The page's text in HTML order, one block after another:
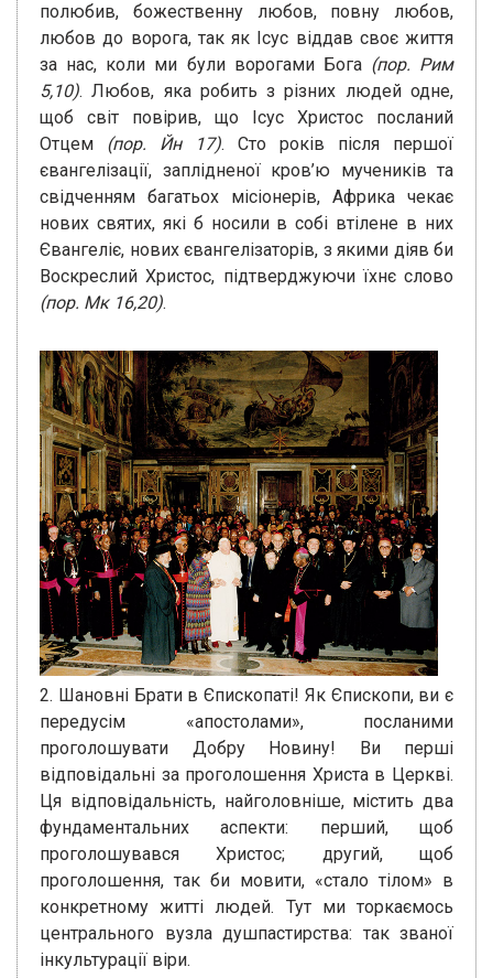
полюбив, божественну любов, повну любов,
любов до ворога, так як Ісус віддав своє життя
за нас, коли ми були ворогами Бога (пор. Рим
5,10). Любов, яка робить з різних людей одне,
щоб світ повірив, що Ісус Христос посланий
Отцем (пор. Йн 17). Сто років після першої
євангелізації, заплідненої кров’ю мучеників та
свідченням багатьох місіонерів, Африка чекає
нових святих, які б носили в собі втілене в них
Євангеліє, нових євангелізаторів, з якими діяв би
Воскреслий Христос, підтверджуючи їхнє слово
(пор. Мк 16,20).
2. Шановні Брати в Єпископаті! Як Єпископи, ви є
передусім «апостолами», посланими
проголошувати Добру Новину! Ви перші
відповідальні за проголошення Христа в Церкві.
Ця відповідальність, найголовніше, містить два
фундаментальних аспекти: ​​перший, щоб
проголошувався Христос; другий, щоб
проголошення, так би мовити, «стало тілом» в
конкретному житті людей. Тут ми торкаємось
центрального вузла душпастирства: так званої
інкультурації віри.